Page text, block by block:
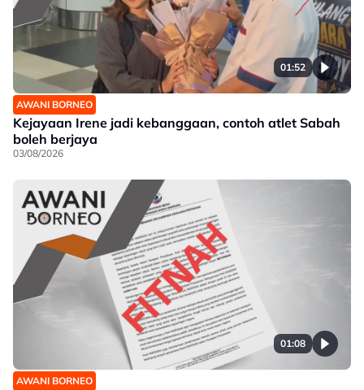
01:52
AWANI BORNEO
Kejayaan Irene jadi kebanggaan, contoh atlet Sabah
boleh berjaya
03/08/2026
01:08
AWANI BORNEO